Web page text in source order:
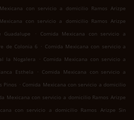
con servicio a domicilio Ramos Arizpe
con servicio a domicilio Ramos Arizpe
.
Comida Mexicana con servicio a
de Colonia 6 . Comida Mexicana con servicio a
la Nogalera
. Comida Mexicana con servicio a
Esthela
. Comida Mexicana con servicio a
Pinos . Comida Mexicana con servicio a domicilio
Mexicana con servicio a domicilio Ramos Arizpe
con servicio a domicilio Ramos Arizpe Sin